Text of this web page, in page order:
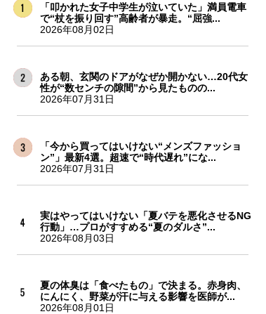
「叩かれた女子中学生が泣いていた」満員電車
で“杖を振り回す”高齢者が暴走。“屈強...
2026年08月02日
ある朝、玄関のドアがなぜか開かない…20代女
性が“数センチの隙間”から見たものの...
2026年07月31日
「今から買ってはいけない“メンズファッショ
ン”」最新4選。超速で“時代遅れ”にな...
2026年07月31日
実はやってはいけない「夏バテを悪化させるNG
行動」…プロがすすめる“夏のダルさ”...
2026年08月03日
夏の体臭は「食べたもの」で決まる。赤身肉、
にんにく、野菜が汗に与える影響を医師が...
2026年08月01日